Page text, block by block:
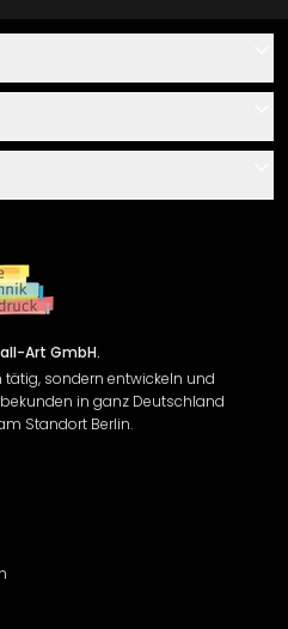
Art GmbH.
tätig, sondern entwickeln und
in ganz Deutschland
Standort Berlin.